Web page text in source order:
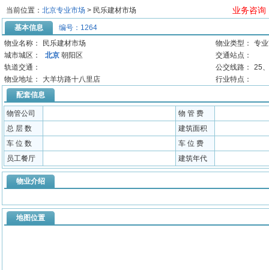
当前位置： 北京专业市场 > 民乐建材市场 业务咨
基本信息
编号：1264
物业名称：
民乐建材市场 物业类型：
专
城市城区：
北京 朝阳区
交通站点：
轨道交通：
公交线路：
25
物业地址：
大羊坊路十八里店
行业特点：
配套信息
物管公司
物 管 费
总 层 数
建筑面积
车 位 数
车 位 费
员工餐厅
建筑年代
物业介绍
地图位置